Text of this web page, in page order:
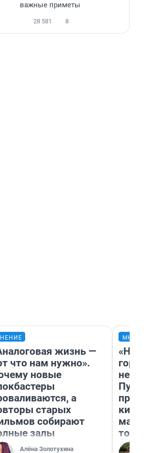
важные приметы
28 581 8
жизнь —
что нам нужно».
новые
а
старых
собирают
залы
Алёна Золотухина
«Нет
того